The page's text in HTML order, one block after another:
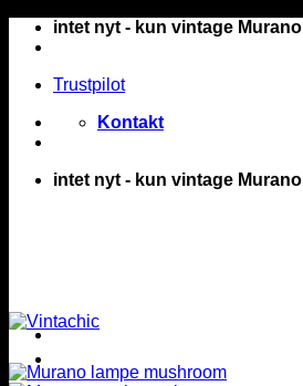
Fortsætintet nyt - kun vintage Murano
Trustpilot
Kontakt
intet nyt - kun vintage Murano